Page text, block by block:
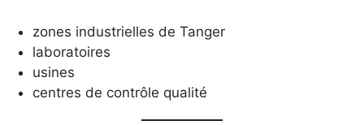
zones industrielles de Tanger
laboratoires
usines
centres de contrôle qualité